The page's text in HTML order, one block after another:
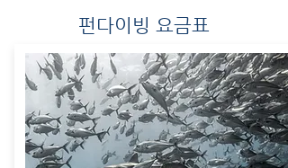
​ 펀다이빙 요금표